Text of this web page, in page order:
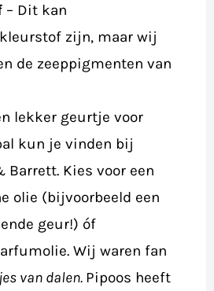
– Dit kan
zijn, maar wij
de zeeppigmenten van
lekker geurtje voor
kun je vinden bij
Barrett. Kies voor een
olie (bijvoorbeeld een
geur!) óf
Wij waren fan
van dalen. Pipoos heeft